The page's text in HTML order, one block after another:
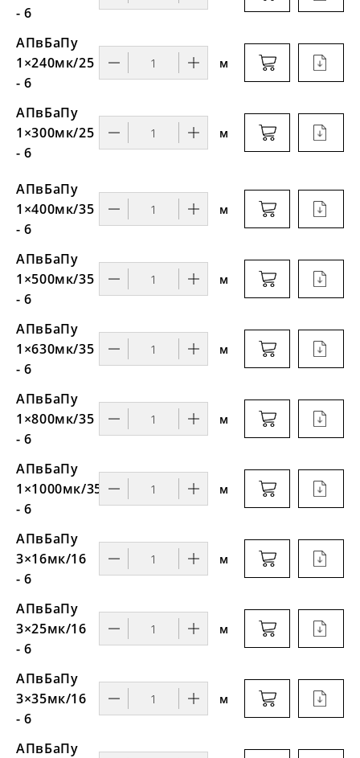
- 6
АПвБаПу
1×240мк/25
- 6
м
АПвБаПу
1×300мк/25
- 6
м
АПвБаПу
1×400мк/35
- 6
м
АПвБаПу
1×500мк/35
- 6
м
АПвБаПу
1×630мк/35
- 6
м
АПвБаПу
1×800мк/35
- 6
м
АПвБаПу
1×1000мк/35
- 6
м
АПвБаПу
3×16мк/16
- 6
м
АПвБаПу
3×25мк/16
- 6
м
АПвБаПу
3×35мк/16
- 6
м
АПвБаПу